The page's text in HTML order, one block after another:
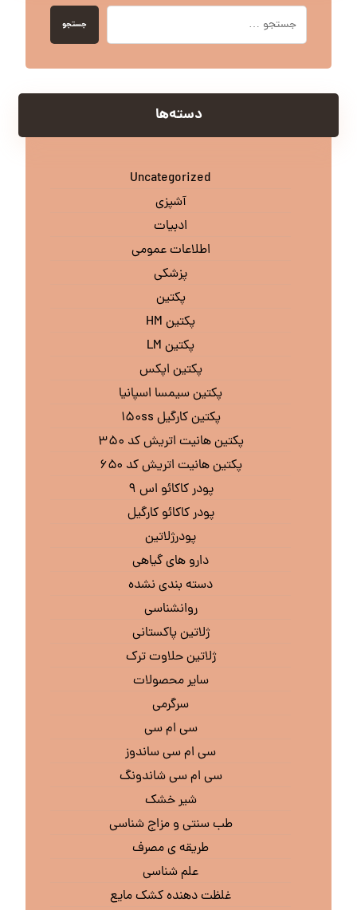
جستجو
دسته‌ها
Uncategorized
آشپزی
ادبیات
اطلاعات عمومی
پزشکی
پکتین
پکتین HM
پکتین LM
پکتین اپکس
پکتین سیمسا اسپانیا
پکتین کارگیل ۱۵۰ss
پکتین هانیت اتریش کد ۳۵۰
پکتین هانیت اتریش کد ۶۵۰
پودر کاکائو اس ۹
پودر کاکائو کارگیل
پودرژلاتین
دارو های گیاهی
دسته بندی نشده
روانشناسی
ژلاتین پاکستانی
ژلاتین حلاوت ترک
سایر محصولات
سرگرمی
سی ام سی
سی ام سی ساندوز
سی ام سی شاندونگ
شیر خشک
طب سنتی و مزاج شناسی
طریقه ی مصرف
علم شناسی
غلظت دهنده کشک مایع